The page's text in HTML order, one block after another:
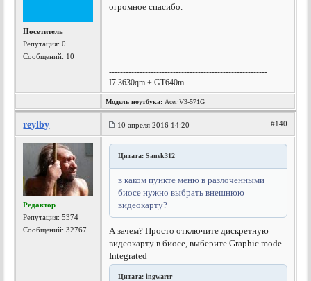
Посетитель
Репутация:0
Сообщений: 10
огромное спасибо.
---------------------------------------------------------
I7 3630qm + GT640m
Модель ноутбука: Acer V3-571G
reylby 10 апреля 2016 14:20 #140
Редактор
Репутация:5374
Сообщений: 32767
Цитата: Sanek312
в каком пункте меню в разлоченными
биосе нужно выбрать внешнюю
видеокарту?
А зачем? Просто отключите дискретную
видеокарту в биосе, выберите Graphic mode -
Integrated
Цитата: ingwarrr